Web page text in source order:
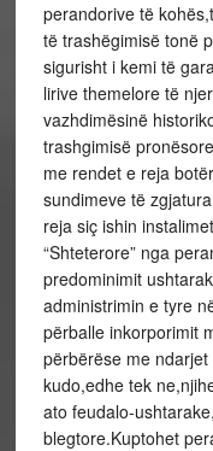
perandorive të
të trashëgimisë tonë
sigurisht i kemi të
lirive themelore të
vazhdimësinë
trashgimisë
me rendet e reja
sundimeve të
reja siç ishin
“Shteterore” nga
predominimit
administrimin e tyre
përballe inkorporimit
përbërëse me
kudo,edhe tek
ato feudalo-
blegtore.Kuptohet